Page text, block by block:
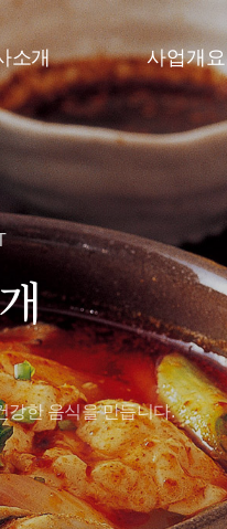
소개 사업개요
강한 음식을 만듭니다.